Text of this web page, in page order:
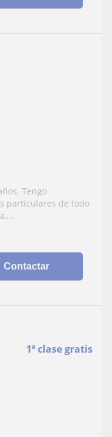
Tengo
particulares de todo
Contactar
1ª clase gratis